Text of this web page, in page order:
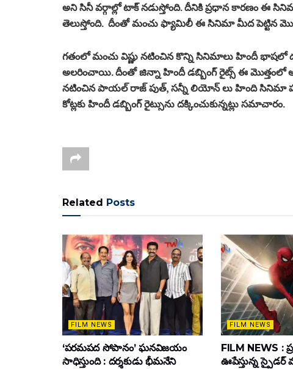
అని సినీ వర్గాల్లో టాక్ నడుస్తోంది. దీనికి ప్రధాన కారణం ఈ
తెలుస్తోంది. దీంతో మంచు ఫ్యామిలీ ఈ సినిమా మీద పెట్టిన మొత్తం
గతంలో మంచు విష్ణు నటించిన కొన్ని సినిమాలు హిందీ
అలరించాయి. దీంతో జిన్నా హిందీ డబ్బింగ్ రైట్స్ ఈ మొత్తంలో
నటించిన పాయల్ రాజ్ పుత్, సన్నీ లియోన్ లు హింది సినిమా
కోట్లకు హిందీ డబ్బింగ్ రైట్సును దక్కించుకున్నట్లు సమాచారం.
Related Posts
FILM NEWS
‘పరమపద సోపానం’ ఘనవిజయం
సాధిస్తుంది : దర్శకుడు భీమనేని
FILM NEWS
FILM NEWS :
ఊపేస్తున్న